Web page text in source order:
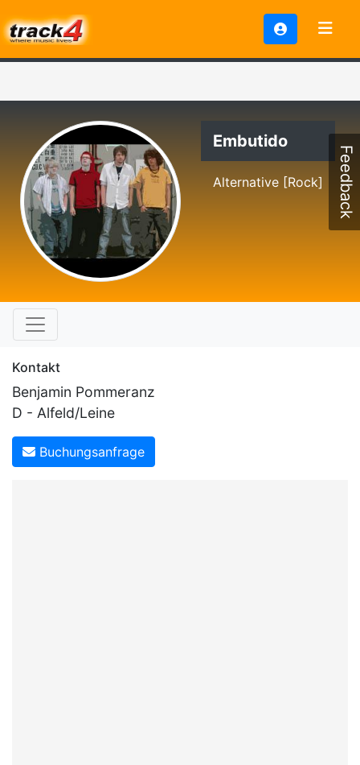
Embutido
Alternative [Rock]
Kontakt
Benjamin Pommeranz
D - Alfeld/Leine
Buchungsanfrage
Feedback